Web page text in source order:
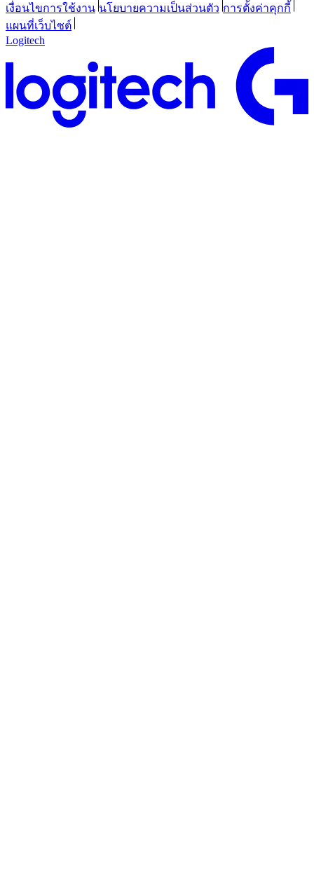
เงื่อนไขการใช้งาน นโยบายความเป็นส่วนตัว การตั้งค่าคุกกี้
แผนที่เว็บไซต์
Logitech